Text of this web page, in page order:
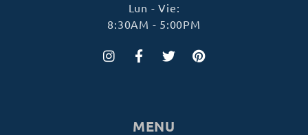
Lun - Vie:
8:30AM - 5:00PM
MENU